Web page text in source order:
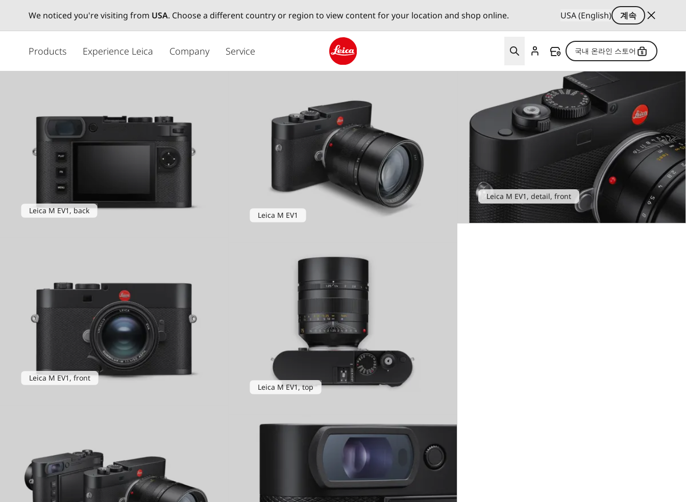
We noticed you're visiting from USA. Choose a different country or region to view content for your location and shop online. USA (English)
계속
텐
Products Experience Leica Company Service
Leica logo - Home
국내 온라인 스토어
Leica M EV1, back
Leica M EV1, front
Leica M EV1
Leica M EV1, top
Leica M EV1, detail, front